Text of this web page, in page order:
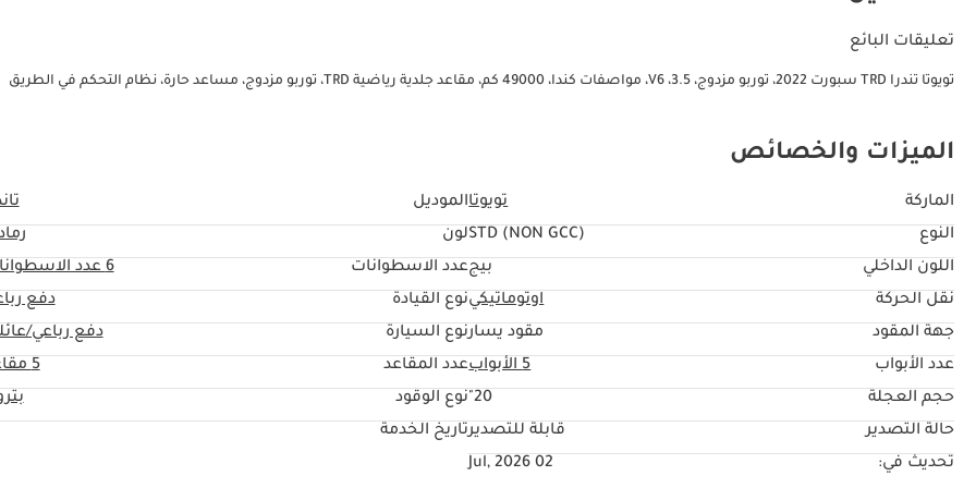
تعليقات البائع
تويوتا تندرا TRD سبورت 2022، توربو مزدوج، 3.5، V6، مواصفات كندا، 49000 كم، مقاعد جلدية رياضية TRD، توربو مزدوج، مساعد حارة، نظام التحكم في الطريق
الميزات والخصائص
الماركة تويوتاالموديل
النوع
STD (NON GCC)لون
اللون الداخلي
بيجعدد الاسطوانات 6عدد
نقل الحركة
اوتوماتيكينوع القيادة
دفع
جهة المقود
مقود يسارنوع السيارة
دفع رباعي/
عدد الأبواب
5 الأبواب عدد المقاعد
5 مقاعد
حجم العجلة
20" نوع الوقود
حالة التصدير
قابلة للتصديرتاريخ الخدمة
تحديث في:
02 Jul, 2026